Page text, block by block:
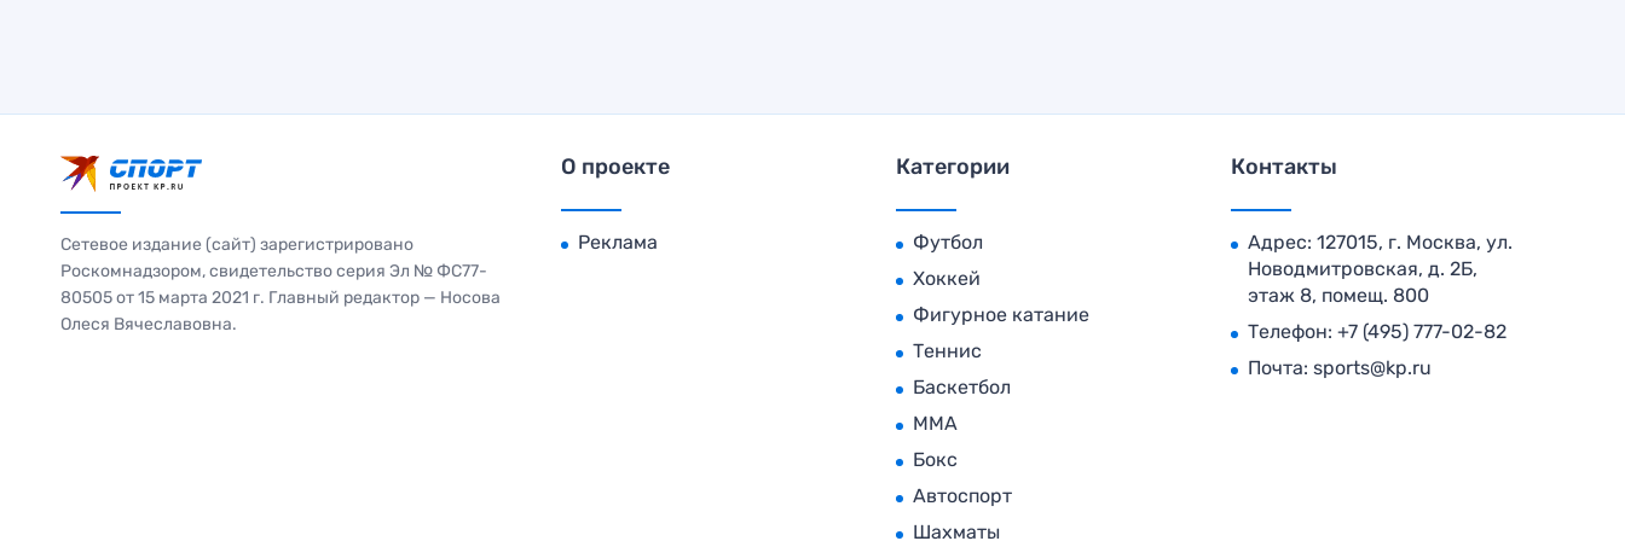
Сетевое издание (сайт) зарегистрировано
Роскомнадзором, свидетельство серия Эл № ФС77-
80505 от 15 марта 2021 г. Главный редактор — Носова
Олеся Вячеславовна.
О проекте
Реклама
Категории
Футбол
Хоккей
Фигурное катание
Теннис
Баскетбол
MMA
Бокс
Автоспорт
Шахматы
Контакты
Адрес: 127015, г. Москва, ул.
Новодмитровская, д. 2Б,
этаж 8, помещ. 800
Телефон: +7 (495) 777-02-82
Почта: sports@kp.ru